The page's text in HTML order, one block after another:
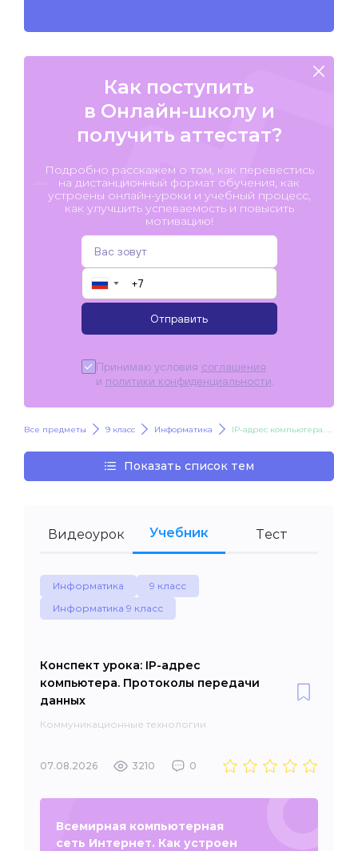
Как поступить
в Онлайн-школу и
получить аттестат?
Подробно расскажем о том, как перевестись
на дистанционный формат обучения, как
устроены онлайн-уроки и учебный процесс,
как улучшить успеваемость и повысить
мотивацию!
▼
Отправить
Принимаю условия соглашения
и политики конфиденциальности
Все предметы 9 класс Информатика IP-адрес компьютера. Протоколы передачи данных
Показать список тем
Видеоурок Учебник Тест
Информатика
9 класс
Информатика 9 класс
Конспект урока: IP-адрес
компьютера. Протоколы передачи
данных
Коммуникационные технологии
07.08.2026 3210 0
Всемирная компьютерная
сеть Интернет. Как устроен